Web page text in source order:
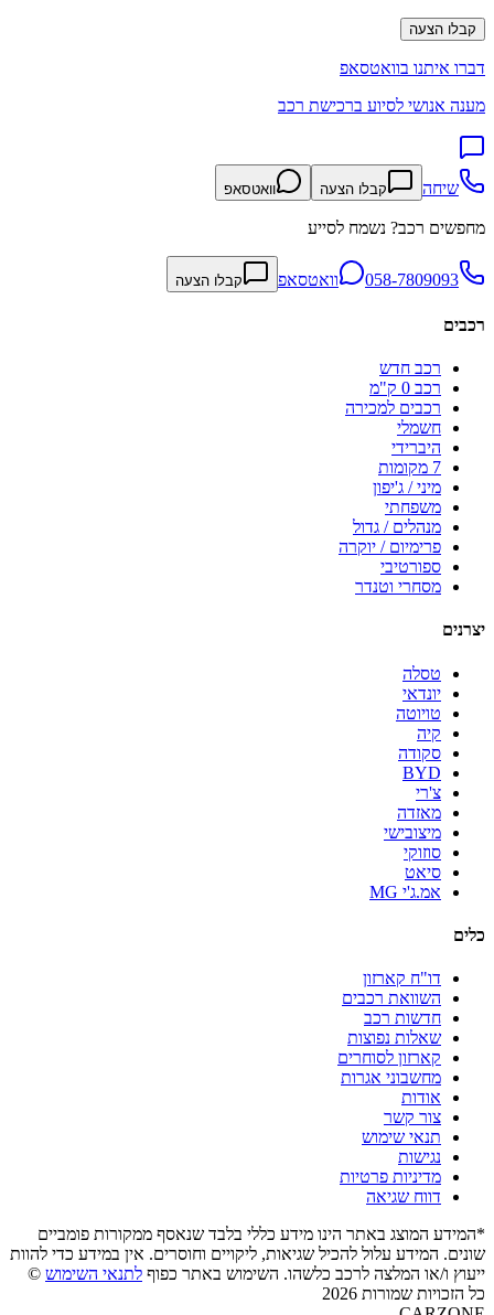
קבלו הצעה
דברו איתנו בוואטסאפ
מענה אנושי לסיוע ברכישת רכב
שיחה קבלו הצעה וואטסאפ
מחפשים רכב? נשמח לסייע
058-7809093 וואטסאפ קבלו הצעה
רכבים
רכב חדש
רכב 0 ק"מ
רכבים למכירה
חשמלי
היברידי
7 מקומות
מיני / ג'יפון
משפחתי
מנהלים / גדול
פרימיום / יוקרה
ספורטיבי
מסחרי וטנדר
יצרנים
טסלה
יונדאי
טויוטה
קיה
סקודה
BYD
צ'רי
מאזדה
מיצובישי
סוזוקי
סיאט
אמ.ג'י MG
כלים
דו"ח קארזון
השוואת רכבים
חדשות רכב
שאלות נפוצות
קארזון לסוחרים
מחשבוני אגרות
אודות
צור קשר
תנאי שימוש
נגישות
מדיניות פרטיות
דווח שגיאה
*המידע המוצג באתר הינו מידע כללי בלבד שנאסף ממקורות פומביים
שונים. המידע עלול להכיל שגיאות, ליקויים וחוסרים. אין במידע כדי להוות
ייעוץ ו/או המלצה לרכב כלשהו. השימוש באתר כפוף לתנאי השימוש ©
כל הזכויות שמורות 2026